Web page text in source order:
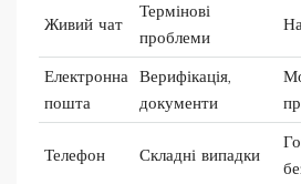
Живий чат
Термінові
проблеми
Електронна
пошта
Верифікація,
документи
Телефон Складні випадки